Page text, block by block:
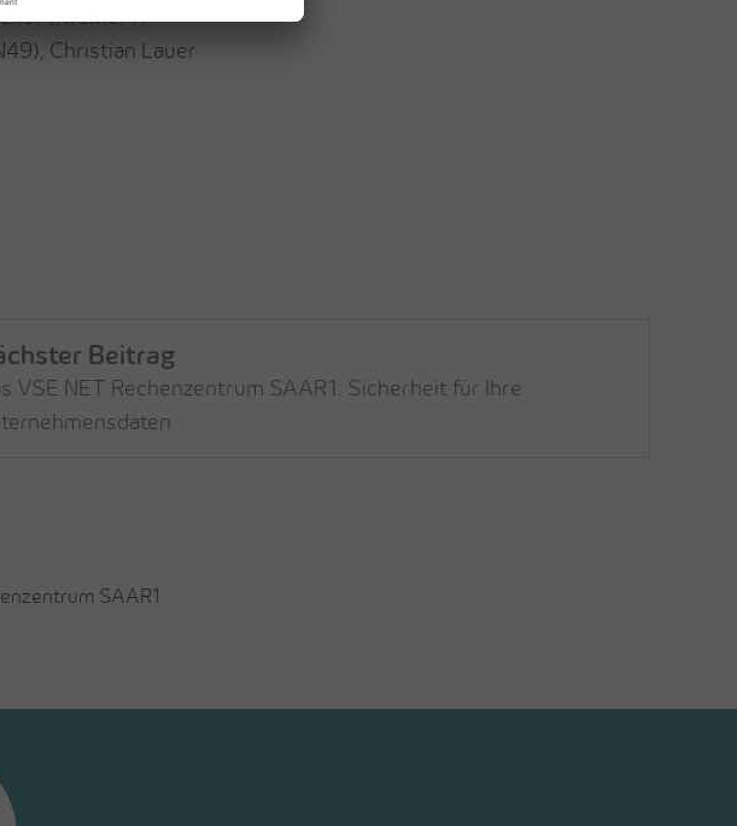
(Krämer IT
Christian Lauer
Beitrag
VSE NET Rechenzentrum SAAR1: Sicherheit für Ihre
SAAR1